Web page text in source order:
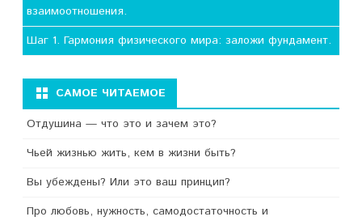
взаимоотношения.
Шаг 1. Гармония физического мира: заложи фундамент.
САМОЕ ЧИТАЕМОЕ
Отдушина — что это и зачем это?
Чьей жизнью жить, кем в жизни быть?
Вы убеждены? Или это ваш принцип?
Про любовь, нужность, самодостаточность и